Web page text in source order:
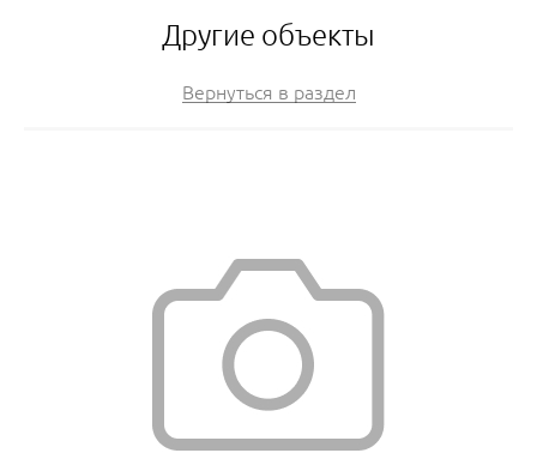
Другие объекты
Вернуться в раздел